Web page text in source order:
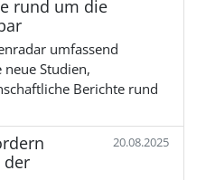
rund um die
umfassend
Studien,
Berichte rund
der
20.08.2025